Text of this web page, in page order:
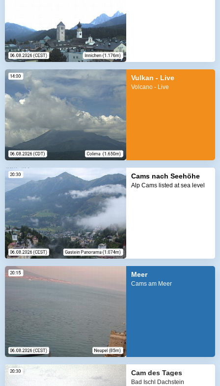
Vulkan - Live
Volcano - Live
Cams nach Seehöhe
Alp Cams listed at sea level
Meer
Cams am Meer
Cam des Tages
Bad Ischl Dachstein